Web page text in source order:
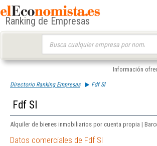
Ranking de Empresas
Información
Directorio Ranking Empresas Fdf Sl
Fdf Sl
Alquiler de bienes inmobiliarios por cuenta propia |
Datos comerciales de Fdf Sl